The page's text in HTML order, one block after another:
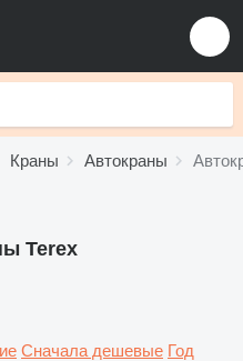
Краны Автокраны
Terex
Сначала дешевые Год